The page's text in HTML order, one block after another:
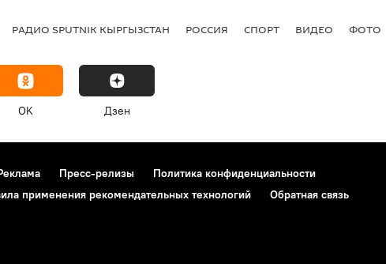
РАДИО SPUTNIK КЫРГЫЗСТАН РОССИЯ СПОРТ ВИДЕО ФОТО
OK Дзен
Пресс-релизы
Политика конфиденциальности
применения рекомендательных технологий Обратная связь